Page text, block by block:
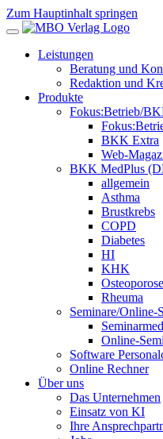
Zum Hauptinhalt springen
Leistungen
Beratung und
Redaktion und
Produkte
Fokus:Betrieb/
BKK Extra
Web-
BKK MedPlus
allgemein
Asthma
Brustkrebs
COPD
Diabetes
HI
KHK
Osteoporose
Rheuma
Seminare/Online-
Online-
Software
Online Rechner
Über uns
Das Unternehmen
Einsatz von KI
Ihre